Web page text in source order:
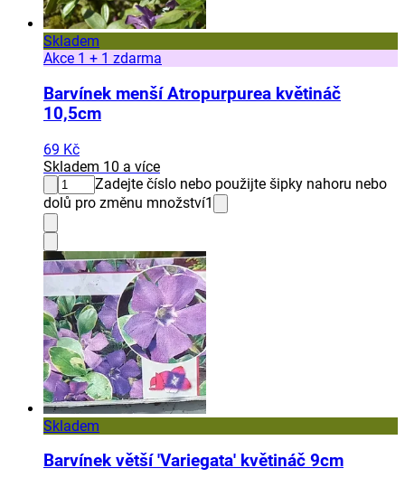
Skladem
Akce 1 + 1 zdarma
Barvínek menší Atropurpurea květináč
10,5cm
69 Kč
Skladem 10 a více
Zadejte číslo nebo použijte šipky nahoru nebo
dolů pro změnu množství1
Skladem
Barvínek větší 'Variegata' květináč 9cm